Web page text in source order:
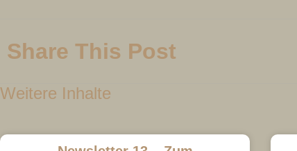
Share This Post
Weitere Inhalte